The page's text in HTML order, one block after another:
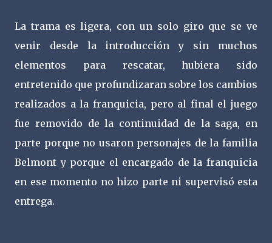
La trama es ligera, con un solo giro que se ve
venir desde la introducción y sin muchos
elementos para rescatar, hubiera sido
entretenido que profundizaran sobre los cambios
realizados a la franquicia, pero al final el juego
fue removido de la continuidad de la saga, en
parte porque no usaron personajes de la familia
Belmont y porque el encargado de la franquicia
en ese momento no hizo parte ni supervisó esta
entrega.